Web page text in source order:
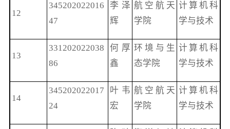
12
345202022016
47
李泽
辉
航空航天
学院
计算机科
学与技术
13
331202022038
86
何厚
鑫
环境与生
态学院
计算机科
学与技术
14
345202022017
24
叶韦
宏
航空航天
学院
计算机科
学与技术